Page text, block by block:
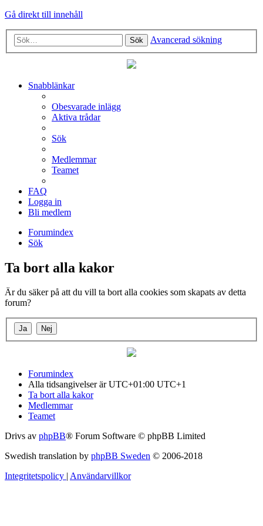
Gå direkt till innehåll
Sök Avancerad sökning
Snabblänkar
Obesvarade inlägg
Aktiva trådar
Sök
Medlemmar
Teamet
FAQ
Logga in
Bli medlem
Forumindex
Sök
Ta bort alla kakor
Är du säker på att du vill ta bort alla cookies som skapats av detta
forum?
Forumindex
Alla tidsangivelser är UTC+01:00 UTC+1
Ta bort alla kakor
Medlemmar
Teamet
Drivs av phpBB® Forum Software © phpBB Limited
Swedish translation by phpBB Sweden © 2006-2018
Integritetspolicy | Användarvillkor